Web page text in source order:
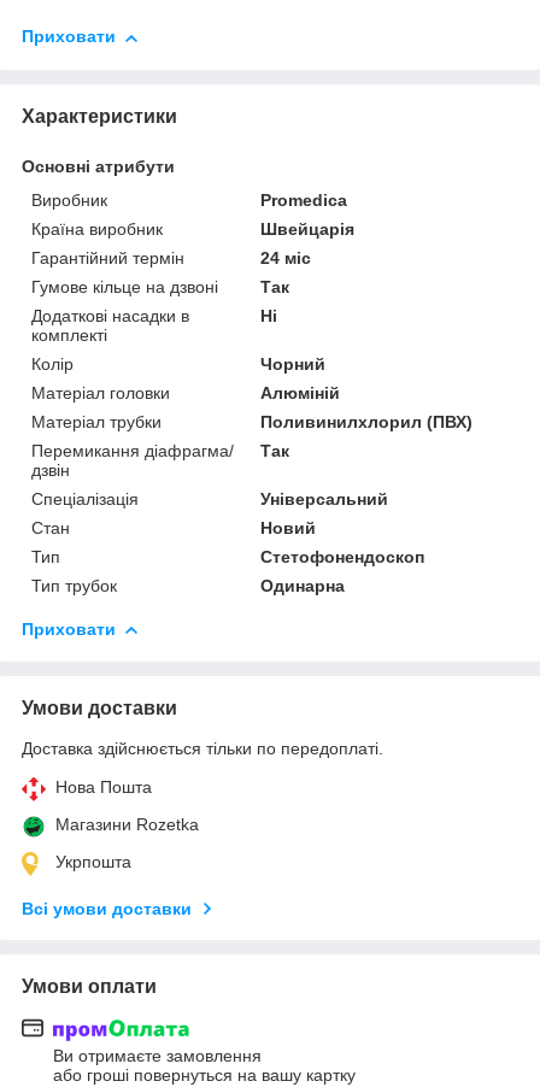
Приховати
Характеристики
Основні атрибути
Виробник
Promedica
Країна виробник
Швейцарія
Гарантійний термін
24 міс
Гумове кільце на дзвоні
Так
Додаткові насадки в
комплекті
Ні
Колір
Чорний
Матеріал головки
Алюміній
Матеріал трубки
Поливинилхлорил (ПВХ)
Перемикання діафрагма/
дзвін
Так
Спеціалізація
Універсальний
Стан
Новий
Тип
Стетофонендоскоп
Тип трубок
Одинарна
Приховати
Умови доставки
Доставка здійснюється тільки по передоплаті.
Нова Пошта
Магазини Rozetka
Укрпошта
Всі умови доставки
Умови оплати
Ви отримаєте замовлення
або гроші повернуться на вашу картку